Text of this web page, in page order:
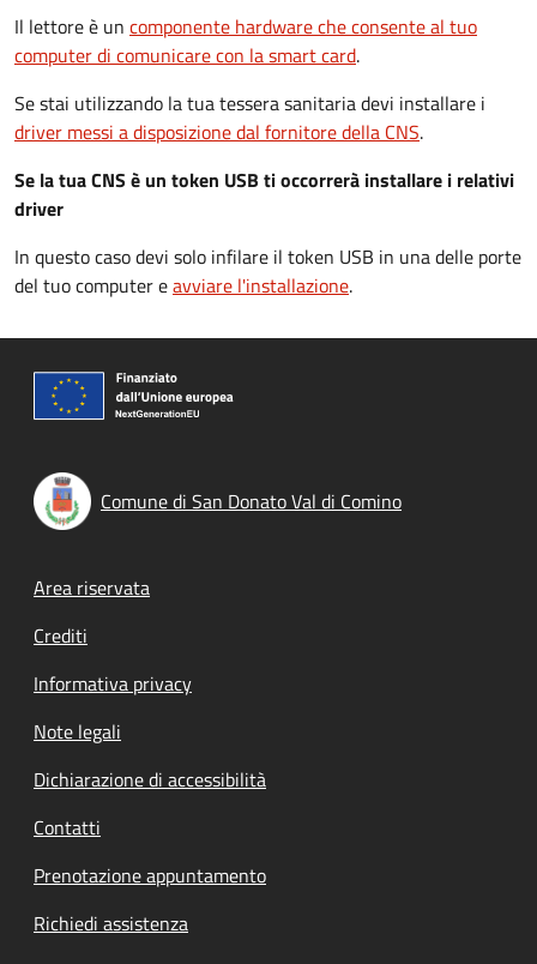
Il lettore è un componente hardware che consente al tuo
computer di comunicare con la smart card.
Se stai utilizzando la tua tessera sanitaria devi installare i
driver messi a disposizione dal fornitore della CNS.
Se la tua CNS è un token USB ti occorrerà installare i relativi
driver
In questo caso devi solo infilare il token USB in una delle porte
del tuo computer eavviare l'installazione.
Comune di San Donato Val di Comino
Footer menu
Area riservata
Crediti
Informativa privacy
Note legali
Dichiarazione di accessibilità
Contatti
Prenotazione appuntamento
Richiedi assistenza